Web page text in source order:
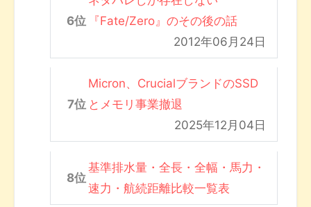
『Fate/Zero』のその後の話
2012年06月24日
Micron、CrucialブランドのSSD
とメモリ事業撤退
2025年12月04日
基準排水量・全長・全幅・馬力・
速力・航続距離比較一覧表